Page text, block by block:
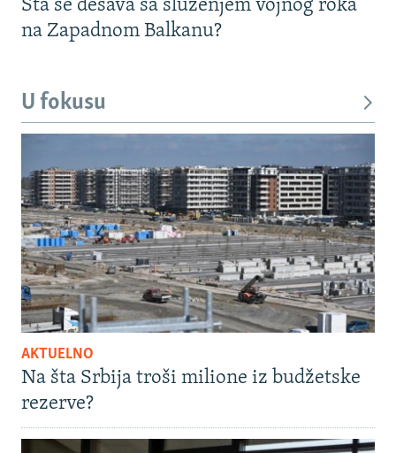
Šta se dešava sa služenjem vojnog roka
na Zapadnom Balkanu?
U fokusu
AKTUELNO
Na šta Srbija troši milione iz budžetske
rezerve?